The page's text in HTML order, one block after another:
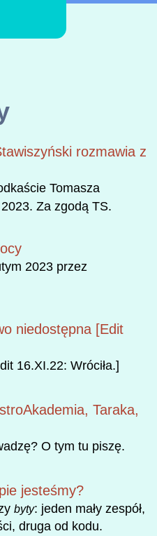
rozmawia z
Tomasza
Za zgodą TS.
2023 przez
niedostępna [Edit
16.XI.22: Wróciła.]
Taraka,
O tym tu piszę.
jesteśmy?
byty: jeden mały zespół,
druga od kodu.